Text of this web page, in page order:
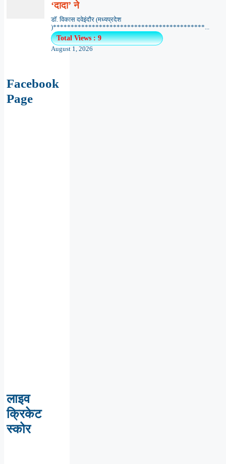
‘दादा’ ने
डॉ. विकास दवेइंदौर (मध्यप्रदेश
)*******************************************...
Total Views : 9
August 1, 2026
Facebook
Page
लाइव
क्रिकेट
स्कोर